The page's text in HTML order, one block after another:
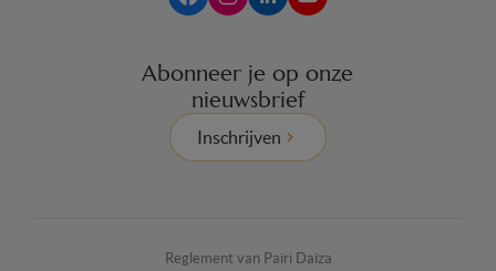
Abonneer je op onze
nieuwsbrief
Inschrijven
Reglement van Pairi Daiza